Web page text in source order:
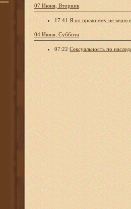
07 Июня, Вторник
17:41 Я по прежнему не верю в
04 Июня, Суббота
07:22 Сексуальность по